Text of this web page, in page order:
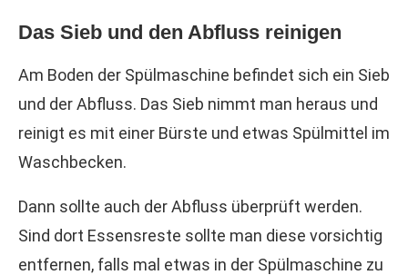
Das Sieb und den Abfluss reinigen
Am Boden der Spülmaschine befindet sich ein Sieb
und der Abfluss. Das Sieb nimmt man heraus und
reinigt es mit einer Bürste und etwas Spülmittel im
Waschbecken.
Dann sollte auch der Abfluss überprüft werden.
Sind dort Essensreste sollte man diese vorsichtig
entfernen, falls mal etwas in der Spülmaschine zu